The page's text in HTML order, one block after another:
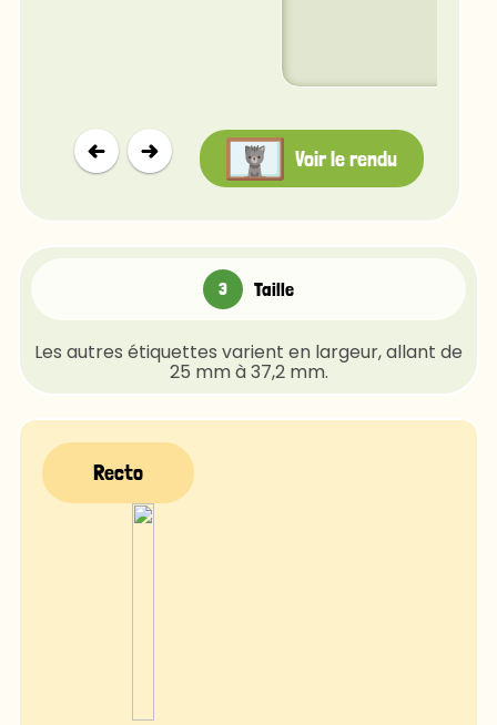
Voir le rendu
Taille
Les autres étiquettes varient en largeur, allant de
25 mm à 37,2 mm.